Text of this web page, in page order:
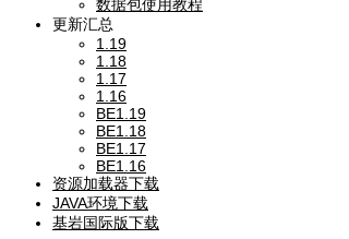
数据包使用教程
更新汇总
1.19
1.18
1.17
1.16
BE1.19
BE1.18
BE1.17
BE1.16
资源加载器下载
JAVA环境下载
基岩国际版下载